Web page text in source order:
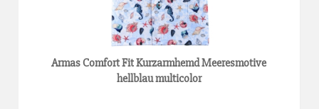
Armas Comfort Fit Kurzarmhemd Meeresmotive
hellblau multicolor